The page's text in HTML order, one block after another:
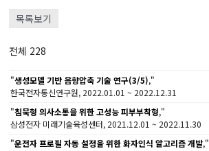
목록보기
전체 228
"생성모델 기반 음향압축 기술 연구(3/5),"
한국전자통신연구원, 2022.01.01 ~ 2022.12.31
"침묵형 의사소통을 위한 고성능 피부부착형,"
삼성전자 미래기술육성센터, 2021.12.01 ~ 2022.11.30
"운전자 프로필 자동 설정을 위한 화자인식 알고리즘 개발,"